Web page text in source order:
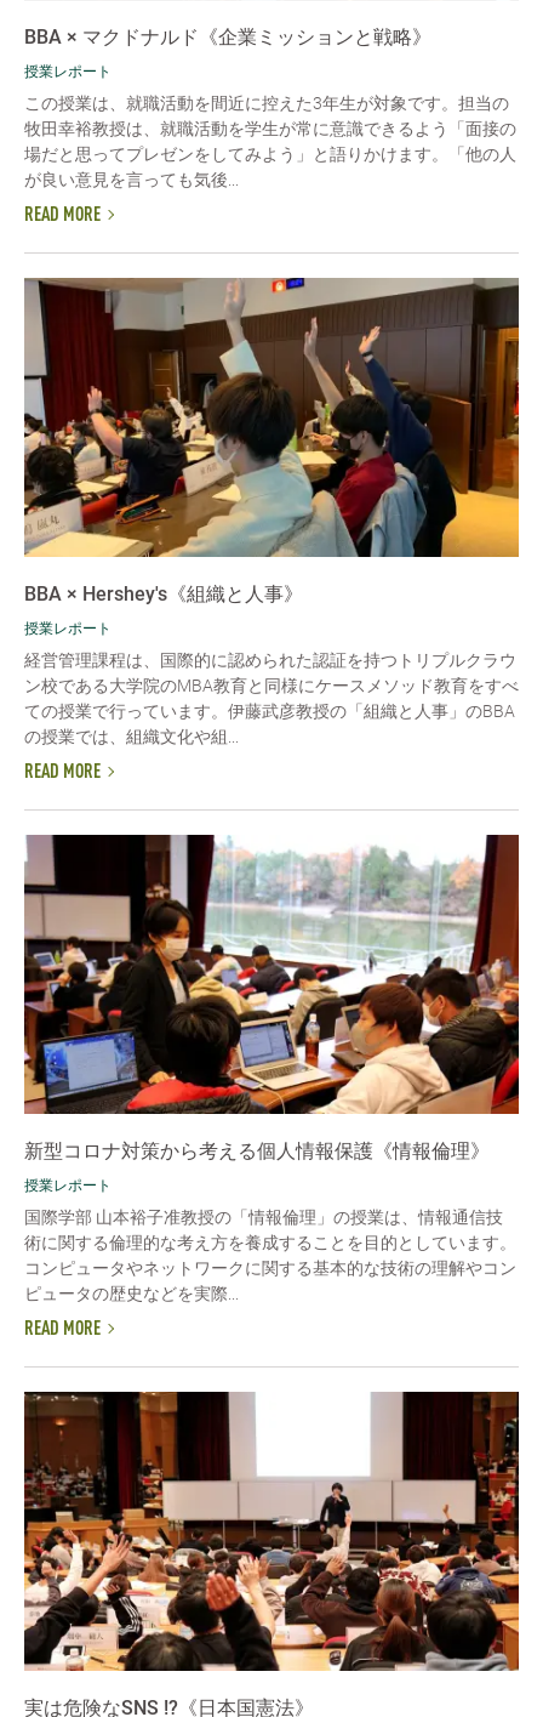
BBA × マクドナルド《企業ミッションと戦略》
授業レポート
この授業は、就職活動を間近に控えた3年生が対象です。担当の
牧田幸裕教授は、就職活動を学生が常に意識できるよう「面接の
場だと思ってプレゼンをしてみよう」と語りかけます。「他の人
が良い意見を言っても気後...
READ MORE
BBA × Hershey's《組織と人事》
授業レポート
経営管理課程は、国際的に認められた認証を持つトリプルクラウ
ン校である大学院のMBA教育と同様にケースメソッド教育をすべ
ての授業で行っています。伊藤武彦教授の「組織と人事」のBBA
の授業では、組織文化や組...
READ MORE
新型コロナ対策から考える個人情報保護《情報倫理》
授業レポート
国際学部 山本裕子准教授の「情報倫理」の授業は、情報通信技
術に関する倫理的な考え方を養成することを目的としています。
コンピュータやネットワークに関する基本的な技術の理解やコン
ピュータの歴史などを実際...
READ MORE
実は危険なSNS !?《日本国憲法》